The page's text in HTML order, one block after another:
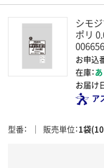
シモ
ポリ
お申込
在庫：
お届け
ア
型番 販売単位 1袋